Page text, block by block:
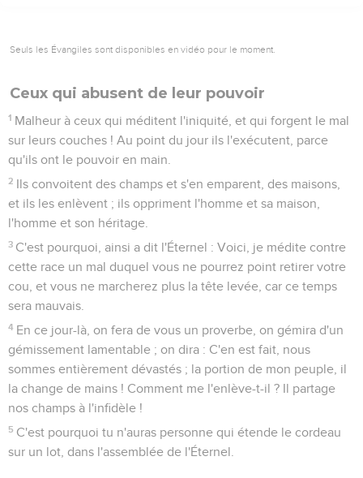
Seuls les Évangiles sont disponibles en vidéo pour le moment.
Ceux qui abusent de leur pouvoir
1 Malheur à ceux qui méditent l'iniquité, et qui forgent le mal
sur leurs couches ! Au point du jour ils l'exécutent, parce
qu'ils ont le pouvoir en main.
2 Ils convoitent des champs et s'en emparent, des maisons,
et ils les enlèvent ; ils oppriment l'homme et sa maison,
l'homme et son héritage.
3 C'est pourquoi, ainsi a dit l'Éternel : Voici, je médite contre
cette race un mal duquel vous ne pourrez point retirer votre
cou, et vous ne marcherez plus la tête levée, car ce temps
sera mauvais.
4 En ce jour-là, on fera de vous un proverbe, on gémira d'un
gémissement lamentable ; on dira : C'en est fait, nous
sommes entièrement dévastés ; la portion de mon peuple, il
la change de mains ! Comment me l'enlève-t-il ? Il partage
nos champs à l'infidèle !
5 C'est pourquoi tu n'auras personne qui étende le cordeau
sur un lot, dans l'assemblée de l'Éternel.